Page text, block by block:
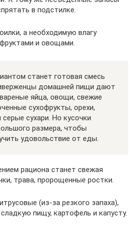
в подстилке.
а необходимую влагу
и овощами.
станет готовая смесь
домашней пищи дают
яйца, овощи, свежие
сухофрукты, орехи,
сухари. Но кусочки
размера, чтобы
удовольствие от еды.
рациона станет свежая
трава, пророщенные ростки.
(из-за резкого запаха),
пищу, картофель и капусту.